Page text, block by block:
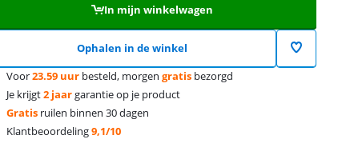
In mijn winkelwagen
Ophalen in de winkel
Voor23.59 uur besteld, morgengratis bezorgd
Je krijgt2 jaargarantie op je product
Gratis ruilen binnen 30 dagen
Klantbeoordeling9,1/10